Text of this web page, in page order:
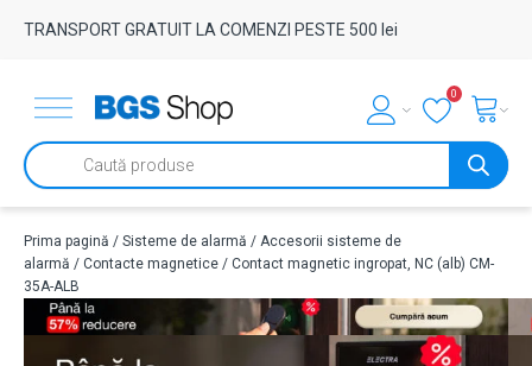
TRANSPORT GRATUIT LA COMENZI PESTE 500 lei
0
Products
search
Prima pagină / Sisteme de alarmă / Accesorii sisteme de
alarmă / Contacte magnetice / Contact magnetic ingropat, NC (alb) CM-
35A-ALB